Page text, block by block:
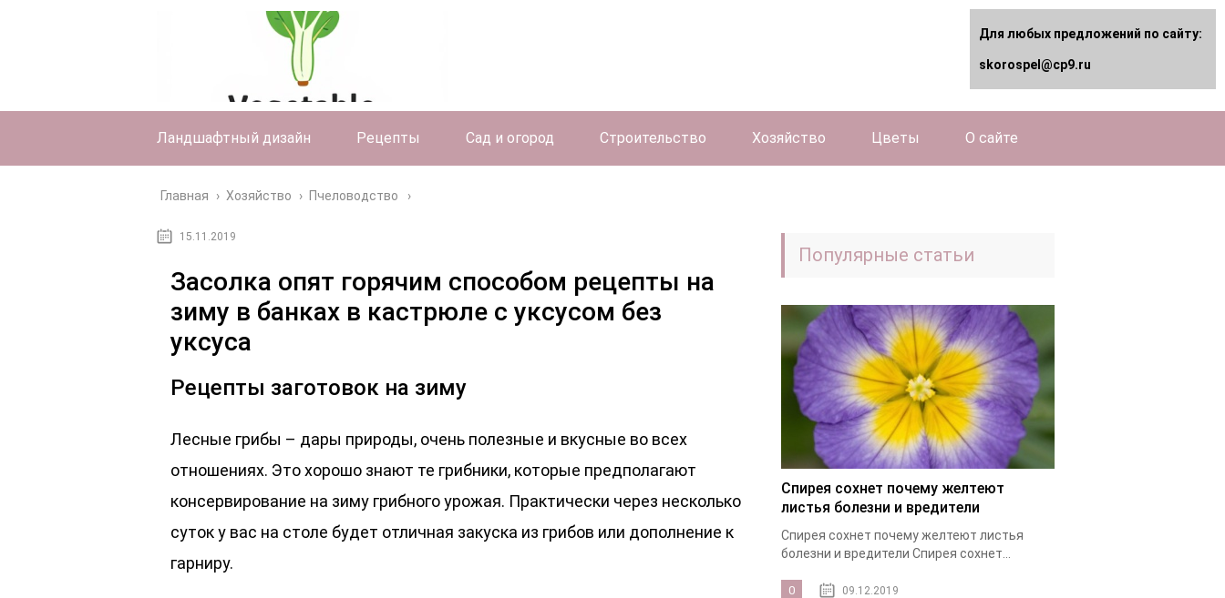
Ландшафтный дизайн Рецепты Сад и огород Строительство Хозяйство Цветы О сайте
Главная › Хозяйство › Пчеловодство
15.11.2019
Засолка опят горячим способом рецепты на
зиму в банках в кастрюле с уксусом без
уксуса
Рецепты заготовок на зиму
Лесные грибы – дары природы, очень полезные и вкусные во всех
отношениях. Это хорошо знают те грибники, которые предполагают
консервирование на зиму грибного урожая. Практически через несколько
суток у вас на столе будет отличная закуска из грибов или дополнение к
гарниру.
Популярные статьи
Спирея сохнет почему желтеют
листья болезни и вредители
Спирея сохнет почему желтеют листья
болезни и вредители Спирея сохнет...
0 09.12.2019
Для любых предложений по сайту:
skorospel@cp9.ru